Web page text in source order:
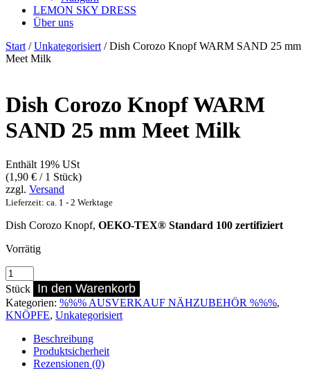
LEMON SKY DRESS
Über uns
Start /Unkategorisiert / Dish Corozo Knopf WARM SAND 25 mm
Meet Milk
Dish Corozo Knopf WARM
SAND 25 mm Meet Milk
Enthält 19% USt
(1,90 € / 1 Stück)
zzgl. Versand
Lieferzeit: ca. 1 - 2 Werktage
Dish Corozo Knopf, OEKO-TEX® Standard 100 zertifiziert
Vorrätig
Dish
Corozo
Knopf
WARM
SAND
Stück In den Warenkorb
Kategorien: %%% AUSVERKAUF NÄHZUBEHÖR %%%,
KNÖPFE, Unkategorisiert
Beschreibung
Produktsicherheit
Rezensionen (0)